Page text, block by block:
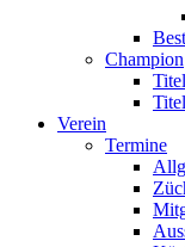
Champion
Verein
Termine